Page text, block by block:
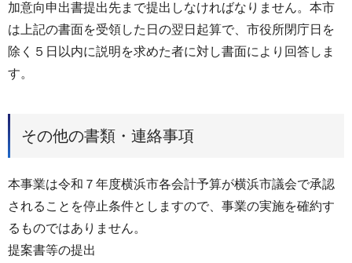
加意向申出書提出先まで提出しなければなりません。本市
は上記の書面を受領した日の翌日起算で、市役所閉庁日を
除く５日以内に説明を求めた者に対し書面により回答しま
す。
その他の書類・連絡事項
本事業は令和７年度横浜市各会計予算が横浜市議会で承認
されることを停止条件としますので、事業の実施を確約す
るものではありません。
提案書等の提出